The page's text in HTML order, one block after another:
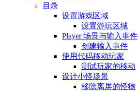
目录
设置游戏区域
设置游玩区域
Player 场景与输入事件
创建输入事件
使用代码移动玩家
测试玩家的移动
设计小怪场景
移除离屏的怪物